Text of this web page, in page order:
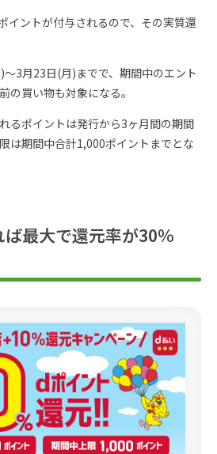
イントが付与されるので、その実質還
3月23日(月)までで、期間中のエント
の買い物も対象になる。
るポイントは発行から3ヶ月間の期間
は期間中合計1,000ポイントまでとな
最大で還元率が30％